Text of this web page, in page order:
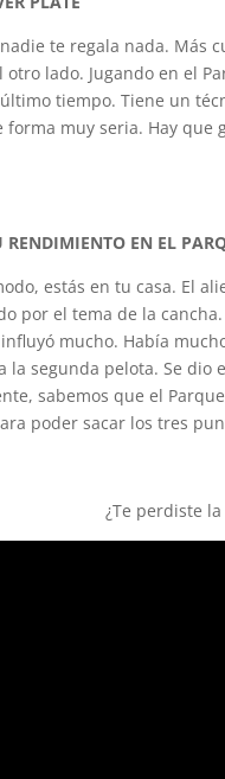
te regala nada. Más
lado. Jugando en el
tiempo. Tiene un
muy seria. Hay que
EN EL
estás en tu casa. El
por el tema de la
mucho. Había
la segunda pelota. Se
sabemos que el
poder sacar los tres
¿Te perdiste